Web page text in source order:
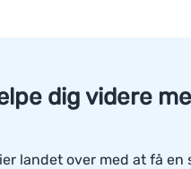
dig videre
landet over med at få en